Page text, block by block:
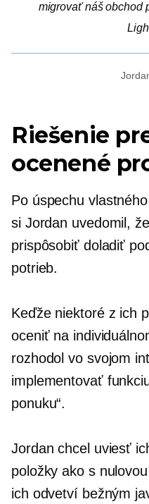
migrovať náš obchod
Riešenie
ocenené
Po úspechu
si Jordan uvedomil,
prispôsobiť doladiť
potrieb.
Keďže niektoré z ich
oceniť na
rozhodol vo svojom
implementovať
ponuku“.
Jordan chcel uviesť
položky ako s
ich odvetví bežným